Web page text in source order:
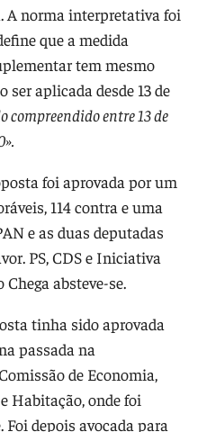
A norma interpretativa foi
que a medida
tem mesmo
ser aplicada desde 13 de
compreendido entre 13 de
foi aprovada por um
114 contra e uma
e as duas deputadas
PS, CDS e Iniciativa
absteve-se.
tinha sido aprovada
passada na
de Economia,
Habitação, onde foi
depois avocada para